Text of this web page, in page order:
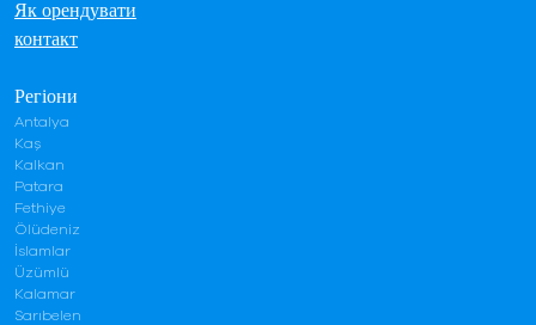
Регіони
Antalya
Kaş
Kalkan
Patara
Fethiye
Ölüdeniz
İslamlar
Üzümlü
Kalamar
Sarıbelen
Як орендувати
контакт